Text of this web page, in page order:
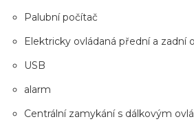
Palubní počítač
Elektricky ovládaná přední a zadní
USB
alarm
Centrální zamykání s dálkovým